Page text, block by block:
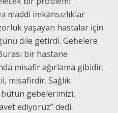
maddi imkansızlıklar
yaşayan hastalar için
dile getirdi. Gebelere
bir hastane
misafir ağırlama gibidir.
misafirdir. Sağlık
bütün gebelerimizi,
ediyoruz” dedi.